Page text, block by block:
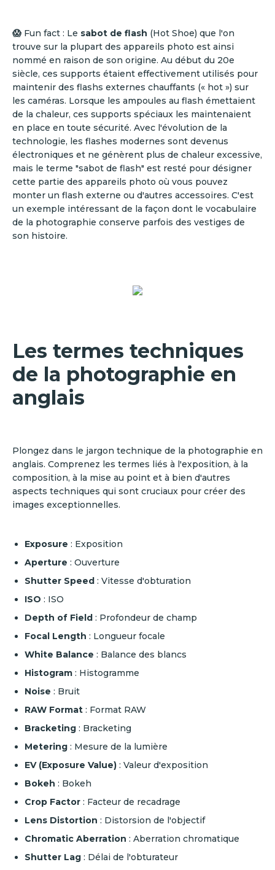
😱 Fun fact : Le sabot de flash (Hot Shoe) que l'on
trouve sur la plupart des appareils photo est ainsi
nommé en raison de son origine. Au début du 20e
siècle, ces supports étaient effectivement utilisés pour
maintenir des flashs externes chauffants (« hot ») sur
les caméras. Lorsque les ampoules au flash émettaient
de la chaleur, ces supports spéciaux les maintenaient
en place en toute sécurité. Avec l'évolution de la
technologie, les flashes modernes sont devenus
électroniques et ne génèrent plus de chaleur excessive,
mais le terme "sabot de flash" est resté pour désigner
cette partie des appareils photo où vous pouvez
monter un flash externe ou d'autres accessoires. C'est
un exemple intéressant de la façon dont le vocabulaire
de la photographie conserve parfois des vestiges de
son histoire.
Les termes techniques
de la photographie en
anglais
Plongez dans le jargon technique de la photographie en
anglais. Comprenez les termes liés à l'exposition, à la
composition, à la mise au point et à bien d'autres
aspects techniques qui sont cruciaux pour créer des
images exceptionnelles.
Exposure : Exposition
Aperture : Ouverture
Shutter Speed : Vitesse d'obturation
ISO : ISO
Depth of Field : Profondeur de champ
Focal Length : Longueur focale
White Balance : Balance des blancs
Histogram : Histogramme
Noise : Bruit
RAW Format : Format RAW
Bracketing : Bracketing
Metering : Mesure de la lumière
EV (Exposure Value) : Valeur d'exposition
Bokeh : Bokeh
Crop Factor : Facteur de recadrage
Lens Distortion : Distorsion de l'objectif
Chromatic Aberration : Aberration chromatique
Shutter Lag : Délai de l'obturateur